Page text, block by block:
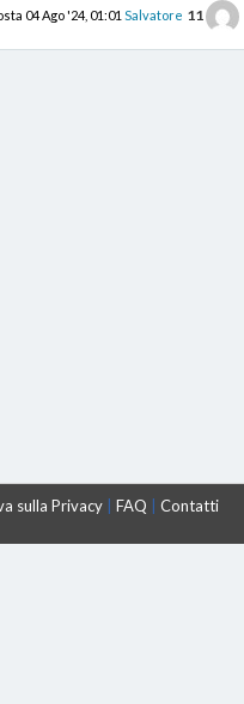
04 Ago '24, 01:01 Salvatore 11
sulla Privacy FAQ Contatti